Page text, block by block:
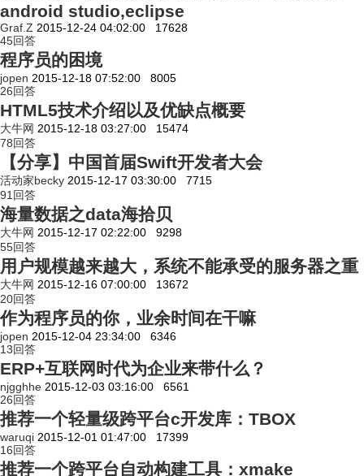
android studio,eclipse
Graf.Z 2015-12-24 04:02:00
17628
45回答
程序员的困境
jopen 2015-12-18 07:52:00
8005
26回答
HTML5技术介绍以及优缺点概要
大牛网 2015-12-18 03:27:00
15474
78回答
【分享】中国首届Swift开发者大会
活动家becky 2015-12-17 03:30:00
7715
91 回答
海量数据之data海拾贝
大牛网 2015-12-17 02:22:00
9298
55回答
用户规模越来越大，系统不能承受的服务器之重
大牛网 2015-12-16 07:00:00
13672
20回答
作为程序员的你，业余时间在干嘛
jopen 2015-12-04 23:34:00
6346
13回答
ERP+互联网时代为企业来带什么？
njgghhe 2015-12-03 03:16:00
6561
26回答
推荐一个轻量级跨平台c开发库：TBOX
waruqi 2015-12-01 01:47:00
17399
16回答
推荐一个跨平台自动构建工具：xmake